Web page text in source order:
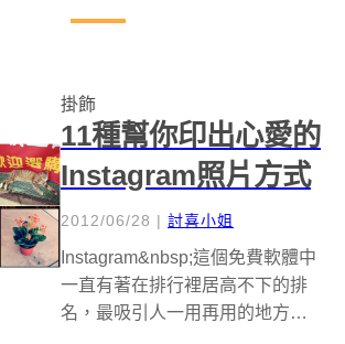
掛飾
11種幫你印出心愛的
Instagram照片方式
2012/06/28 | 討喜小姐
Instagram&nbsp;這個免費軟體中
一直有著在排行裡居高不下的排
名，最吸引人一用再用的地方就